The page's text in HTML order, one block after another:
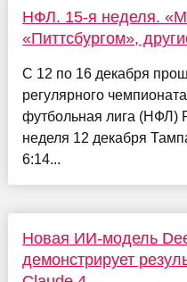
НФЛ. 15-я неделя.
«Питтсбургом»,
С 12 по 16 декабря
регулярного
футбольная лига (НФЛ)
неделя 12 декабря
6:14...
Новая ИИ-модель
демонстрирует